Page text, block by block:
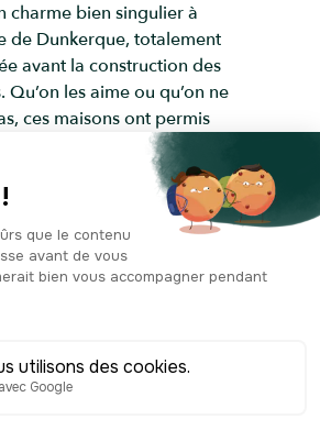
charme bien singulier à
de Dunkerque, totalement
avant la construction des
Qu’on les aime ou qu’on ne
ces maisons ont permis
centaines d’habitants
quartier qui se veut
innovant, et dans une zone
où de nombreux
construits au cours du